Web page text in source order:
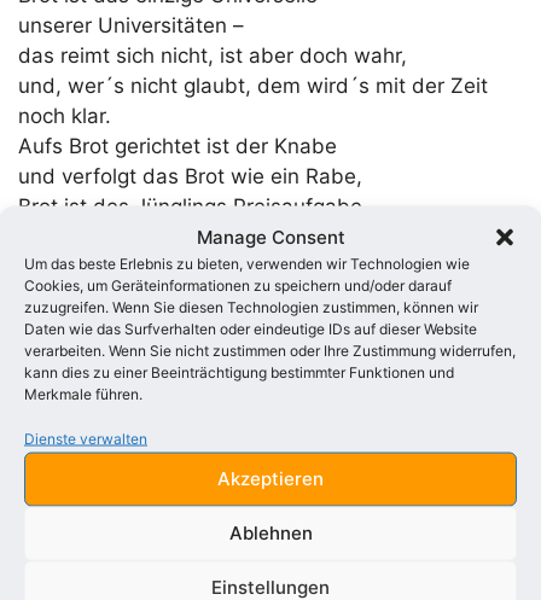
Manage Consent
Um das beste Erlebnis zu bieten, verwenden wir Technologien wie
Cookies, um Geräteinformationen zu speichern und/oder darauf
zuzugreifen. Wenn Sie diesen Technologien zustimmen, können wir
Daten wie das Surfverhalten oder eindeutige IDs auf dieser Website
verarbeiten. Wenn Sie nicht zustimmen oder Ihre Zustimmung widerrufen,
kann dies zu einer Beeinträchtigung bestimmter Funktionen und
Merkmale führen.
Dienste verwalten
Akzeptieren
Ablehnen
Einstellungen
unserer Universitäten –
das reimt sich nicht, ist aber doch wahr,
und, wer´s nicht glaubt, dem wird´s mit der Zeit
noch klar.
Aufs Brot gerichtet ist der Knabe
und verfolgt das Brot wie ein Rabe,
Brot ist des Jünglings Preisaufgabe,
und der Mann studiert es bis zum Grabe;
und alle jagen, haschen, streben, ringen,
wollen es zum Brote, zum Leben bringen.
Und was ist Geld ?
Ach, leider, ach es gilt –
von der Philisterwelt.
Wir wollen unsere Schwerter und Schilde rühren
und ein anderes Bild im Schilde führen.
Wir wollen Schiller als Reichspanier tragen